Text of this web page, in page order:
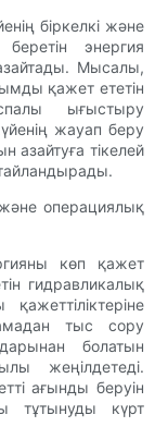
біркелкі және
энергия
Мысалы,
қажет ететін
ығыстыру
жауап беру
азайтуға тікелей
және операциялық
көп қажет
гидравликалық
тыс сору
болатын
жеңілдетеді.
ағынды беруін
тұтынуды күрт